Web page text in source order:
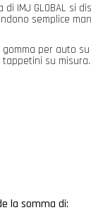
IMJ GLOBAL si
semplice
per auto
su misura.
la somma di: